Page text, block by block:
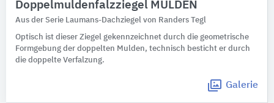
Doppelmuldenfalzziegel MULDEN
Aus der Serie Laumans-Dachziegel von Randers Tegl
Optisch ist dieser Ziegel gekennzeichnet durch die geometrische
Formgebung der doppelten Mulden, technisch besticht er durch
die doppelte Verfalzung.
Galerie